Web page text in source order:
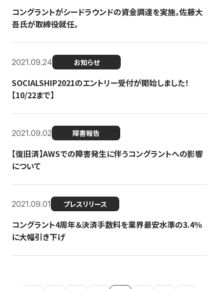
コングラントがシードラウンドの資金調達を実施。佐藤大
吾氏が取締役就任。
2021.09.24 お知らせ
SOCIALSHIP2021のエントリー受付が開始しました！
【10/22まで】
2021.09.02 障害報告
【復旧済】AWSでの障害発生に伴うコングラントへの影響
について
2021.09.01 プレスリリース
コングラント4周年＆決済手数料を業界最安水準の3.4％
に大幅引き下げ